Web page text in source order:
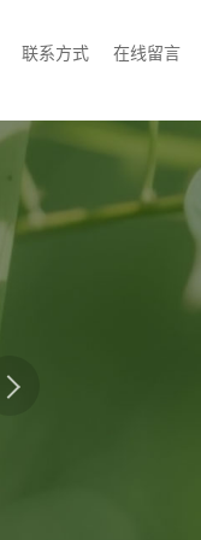
联系方式 在线留言